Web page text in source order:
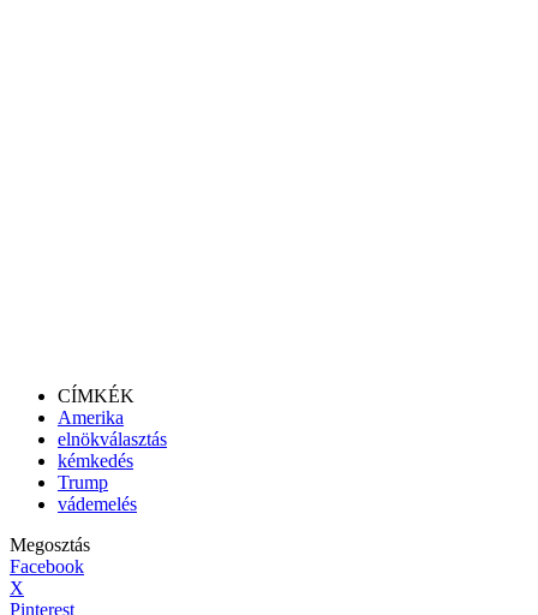
CÍMKÉK
Amerika
elnökválasztás
kémkedés
Trump
vádemelés
Megosztás
Facebook
X
Pinterest